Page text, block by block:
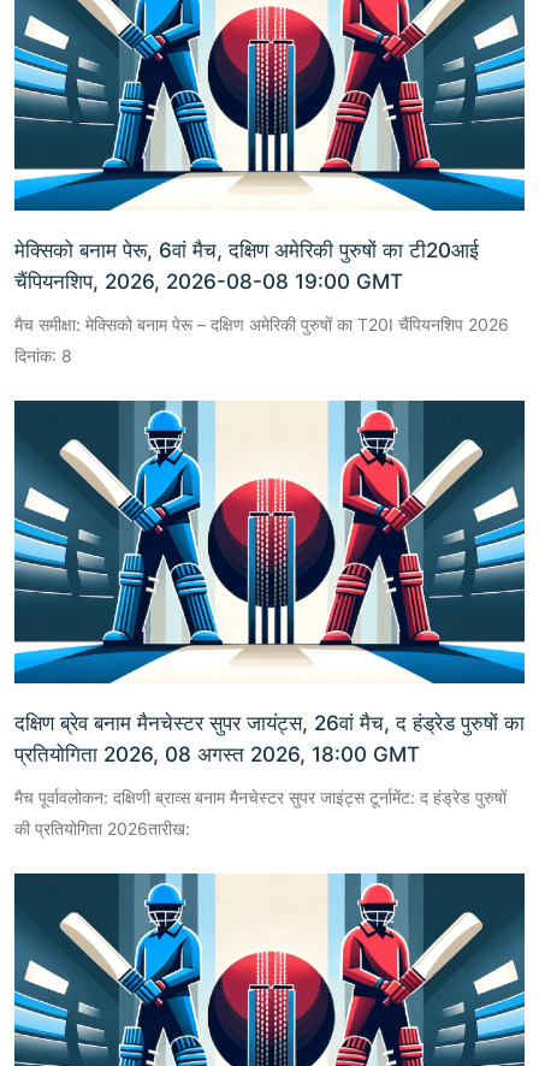
मेक्सिको बनाम पेरू, 6वां मैच, दक्षिण अमेरिकी पुरुषों का टी20आई
चैंपियनशिप, 2026, 2026-08-08 19:00 GMT
मैच समीक्षा: मेक्सिको बनाम पेरू – दक्षिण अमेरिकी पुरुषों का T20I चैंपियनशिप 2026
दिनांक: 8
दक्षिण ब्रेव बनाम मैनचेस्टर सुपर जायंट्स, 26वां मैच, द हंड्रेड पुरुषों का
प्रतियोगिता 2026, 08 अगस्त 2026, 18:00 GMT
मैच पूर्वावलोकन: दक्षिणी ब्राव्स बनाम मैनचेस्टर सुपर जाइंट्स टूर्नामेंट: द हंड्रेड पुरुषों
की प्रतियोगिता 2026तारीख: